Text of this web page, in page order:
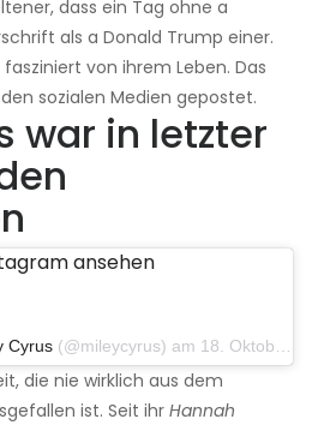
dass ein Tag ohne a
als a Donald Trump einer.
von ihrem Leben. Das
sozialen Medien gepostet.
war in letzter
ansehen
Cyrus (@mileycyrus) am 18. Oktober 2019 um 19:03 Uhr PDT
die nie wirklich aus dem
ist. Seit ihr Hannah